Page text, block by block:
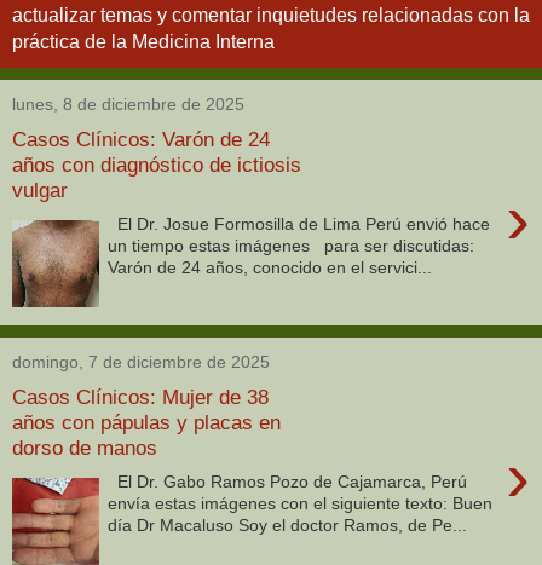
actualizar temas y comentar inquietudes relacionadas con la
práctica de la Medicina Interna
lunes, 8 de diciembre de 2025
Casos Clínicos: Varón de 24
años con diagnóstico de ictiosis
vulgar
›
El Dr. Josue Formosilla de Lima Perú envió hace
un tiempo estas imágenes para ser discutidas:
Varón de 24 años, conocido en el servici...
domingo, 7 de diciembre de 2025
Casos Clínicos: Mujer de 38
años con pápulas y placas en
dorso de manos
›
El Dr. Gabo Ramos Pozo de Cajamarca, Perú
envía estas imágenes con el siguiente texto: Buen
día Dr Macaluso Soy el doctor Ramos, de Pe...